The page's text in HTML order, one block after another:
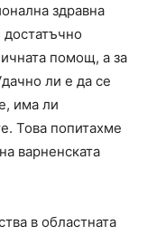
здравна
достатъчно
помощ, а за
ли е да се
има ли
Това попитахме
варненската
в областната